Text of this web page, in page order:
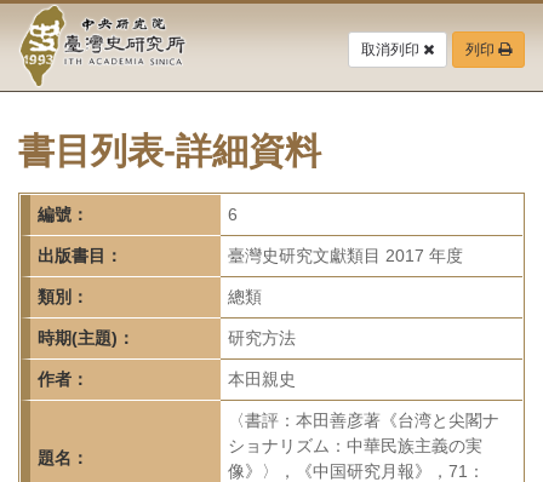
要
中
央
研
究
院-
臺
灣
史
研
究
取消列印 列印
書目列表-詳細資料
編號： 6
出版書目： 臺灣史研究文獻類目 2017 年度
類別： 總類
時期(主題)： 研究方法
作者： 本田親史
題名：
〈書評：本田善彦著《台湾と尖閣ナ
ショナリズム：中華民族主義の実
像》〉，《中国研究月報》，71：